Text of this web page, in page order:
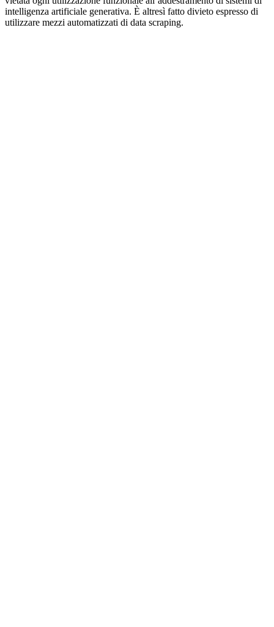
intelligenza artificiale generativa. È altresì fatto divieto espresso di
utilizzare mezzi automatizzati di data scraping.